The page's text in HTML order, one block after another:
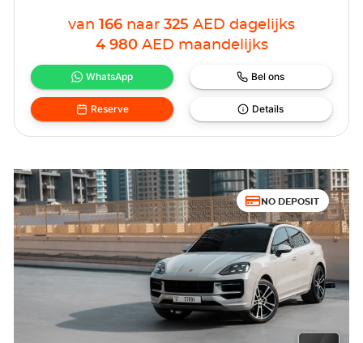
van 166 naar 325 AED dagelijks
4 980 AED maandelijks
WhatsApp Bel ons
Reserve Details
NO DEPOSIT